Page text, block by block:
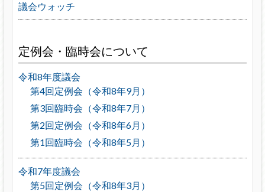
議会ウォッチ
定例会・臨時会について
令和8年度議会
第4回定例会（令和8年9月）
第3回臨時会（令和8年7月）
第2回定例会（令和8年6月）
第1回臨時会（令和8年5月）
令和7年度議会
第5回定例会（令和8年3月）